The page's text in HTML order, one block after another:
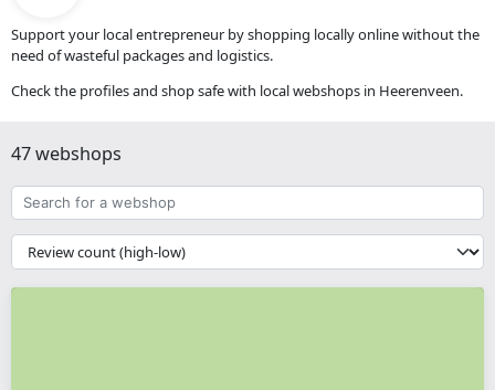
Support your local entrepreneur by shopping locally online without the
need of wasteful packages and logistics.
Check the profiles and shop safe with local webshops in Heerenveen.
47 webshops
Search
for
a
webshop
{{
__('Sort')
}}